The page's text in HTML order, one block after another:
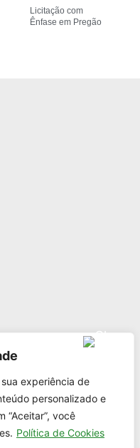
experiência de
personalizado e
“Aceitar”, você
Política de Cookies
Licitação com
Ênfase em Pregão